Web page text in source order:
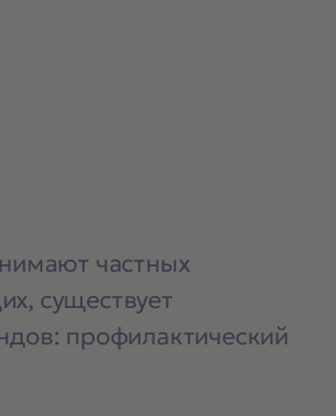
частных
существует
профилактический